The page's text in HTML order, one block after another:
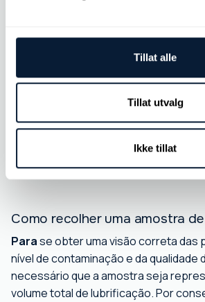
Tillat alle
Tillat utvalg
Ikke tillat
componente.
O relatório de análise é enviado por e-
para além de todos os dados serem
connosco. Os clientes de maior
também receber, mediante pedido, um
utilizador e uma palavra-passe para
online, que proporciona um acesso
dispositivos.
Como recolher uma amostra
Parase obter uma visão correta das
nível de contaminação e da qualidade
necessário que a amostra seja
volume total de lubrificação. Por